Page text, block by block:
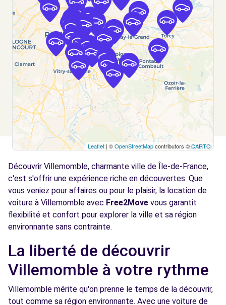
Voir l'agence
Free2move Rent - PARIS CHELLES
AUTOMOBILES - CHELLES (C)
km
AVENUE DU MARECHAL FOCH
CHELLES, FR-77, 77500
Voir l'agence
Free2Move Rent - NOISY AUTO CONCEPT -
NOISY-LE-GRAND (C)
km
NOISY-LE-GRAND, 93160
Voir l'agence
Free2Move Rent - SAGA - LE PERREUX-SUR-
127-129 AVENUE PIERRE BROSSOLETTE
Leaflet | ©OpenStreetMapcontributors ©CARTO
Découvrir Villemomble, charmante ville de Île-de-France,
c'est s'offrir une expérience riche en découvertes. Que
vous veniez pour affaires ou pour le plaisir, la location de
voiture à Villemomble avec Free2Move vous garantit
flexibilité et confort pour explorer la ville et sa région
environnante sans contrainte.
La liberté de découvrir
Villemomble à votre rythme
Villemomble mérite qu'on prenne le temps de la découvrir,
tout comme sa région environnante. Avec une voiture de